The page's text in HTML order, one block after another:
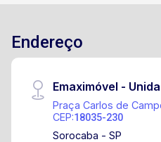
Endereço
Emaximóvel -
Praça Carlos de
CEP:18035-230
Sorocaba - SP